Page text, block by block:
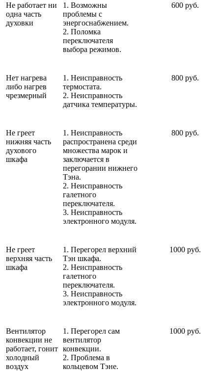
Не работает ни
одна часть
духовки
1. Возможны
проблемы с
энергоснабжением.
2. Поломка
переключателя
выбора режимов.
600 руб.
Нет нагрева
либо нагрев
чрезмерный
1. Неисправность
термостата.
2. Неисправность
датчика температуры.
800 руб.
Не греет
нижняя часть
духового
шкафа
1. Неисправность
распространена среди
множества марок и
заключается в
перегорании нижнего
Тэна.
2. Неисправность
галетного
переключателя.
3. Неисправность
электронного модуля.
800 руб.
Не греет
верхняя часть
шкафа
1. Перегорел верхний
Тэн шкафа.
2. Неисправность
галетного
переключателя.
3. Неисправность
электронного модуля.
1000 руб.
Вентилятор
конвекции не
работает, гонит
холодный
воздух
1. Перегорел сам
вентилятор
конвекции.
2. Проблема в
кольцевом Тэне.
1000 руб.